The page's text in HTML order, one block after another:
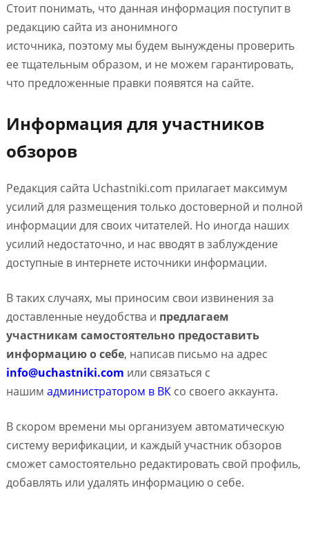
Стоит понимать, что данная информация поступит в
редакцию сайта из анонимного
источника, поэтому мы будем вынуждены проверить
ее тщательным образом, и не можем гарантировать,
что предложенные правки появятся на сайте.
Информация для участников
обзоров
Редакция сайта Uchastniki.com прилагает максимум
усилий для размещения только достоверной и полной
информации для своих читателей. Но иногда наших
усилий недостаточно, и нас вводят в заблуждение
доступные в интернете источники информации.
В таких случаях, мы приносим свои извинения за
доставленные неудобства и предлагаем
участникам самостоятельно предоставить
информацию о себе, написав письмо на адрес
info@uchastniki.com или связаться с
нашим администратором в ВКсо своего аккаунта.
В скором времени мы организуем автоматическую
систему верификации, и каждый участник обзоров
сможет самостоятельно редактировать свой профиль,
добавлять или удалять информацию о себе.